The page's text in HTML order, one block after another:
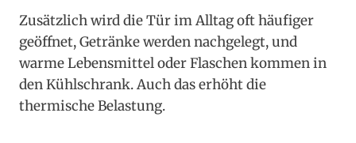
Zusätzlich wird die Tür im Alltag oft häufiger
geöffnet, Getränke werden nachgelegt, und
warme Lebensmittel oder Flaschen kommen in
den Kühlschrank. Auch das erhöht die
thermische Belastung.